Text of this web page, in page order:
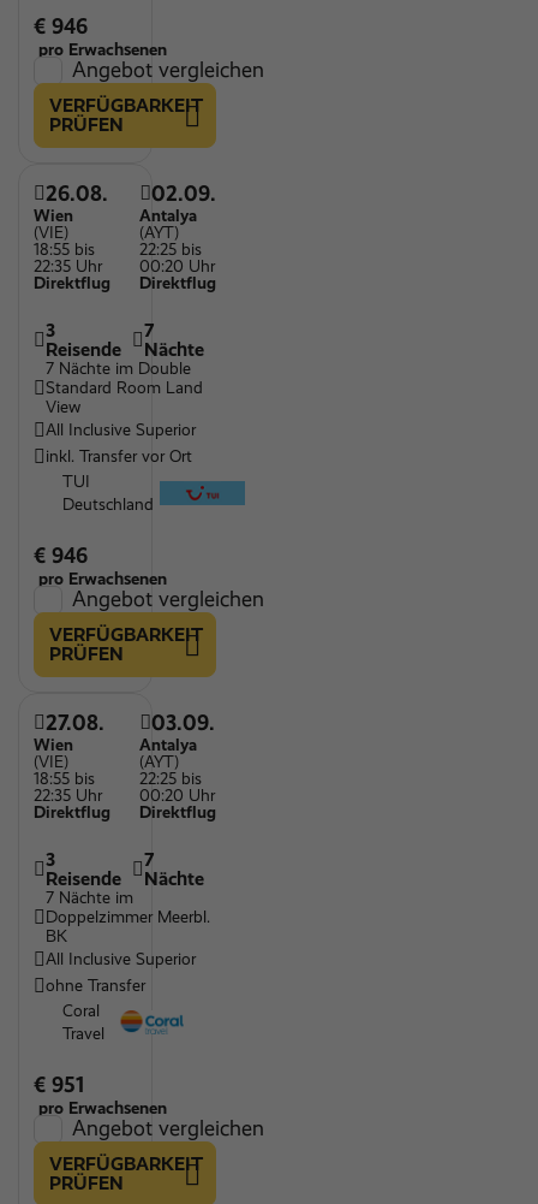
€ 946
pro Erwachsenen
Angebot vergleichen
VERFÜGBARKEIT
PRÜFEN
26.08.
Wien
(VIE)
18:55 bis
22:35 Uhr
Direktflug
02.09.
Antalya
(AYT)
22:25 bis
00:20 Uhr
Direktflug
3
Reisende
7
Nächte
7 Nächte im Double
Standard Room Land
View
All Inclusive Superior
inkl. Transfer vor Ort
TUI
Deutschland
€ 946
pro Erwachsenen
Angebot vergleichen
VERFÜGBARKEIT
PRÜFEN
27.08.
Wien
(VIE)
18:55 bis
22:35 Uhr
Direktflug
03.09.
Antalya
(AYT)
22:25 bis
00:20 Uhr
Direktflug
3
Reisende
7
Nächte
7 Nächte im
Doppelzimmer Meerbl.
BK
All Inclusive Superior
ohne Transfer
Coral
Travel
€ 951
pro Erwachsenen
Angebot vergleichen
VERFÜGBARKEIT
PRÜFEN